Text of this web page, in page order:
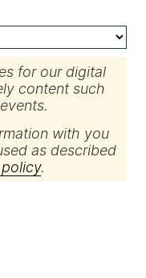
for our digital
content such
with you
as described
.